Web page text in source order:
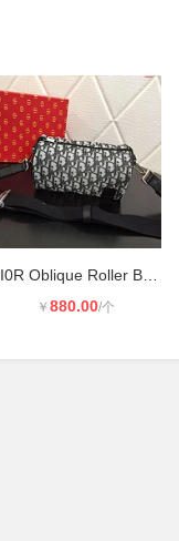
￥ 880.00/个